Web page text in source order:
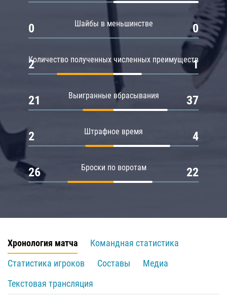
Шайбы в меньшинстве
0 0
Количество полученных численных преимуществ
2 1
Выигранные вбрасывания
21 37
Штрафное время
2 4
Броски по воротам
26 22
Хронология матча
Командная статистика
Статистика игроков
Составы
Медиа
Текстовая трансляция